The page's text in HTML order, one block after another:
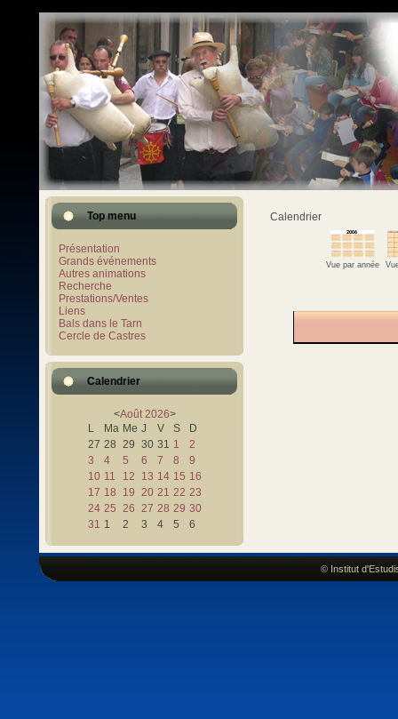
Top menu
Présentation
Grands événements
Autres animations
Recherche
Prestations/Ventes
Liens
Bals dans le Tarn
Cercle de Castres
Calendrier
<Août 2026>
L
Ma Me J V S
D
27 28 29 30 31 1
2
3
4 5 6 7 8
9
10 11 12 13 14 15 16
17 18 19 20 21 22 23
24 25 26 27 28 29 30
31 1 2 3 4 5 6
Calendrier
Vue par année
© Institut